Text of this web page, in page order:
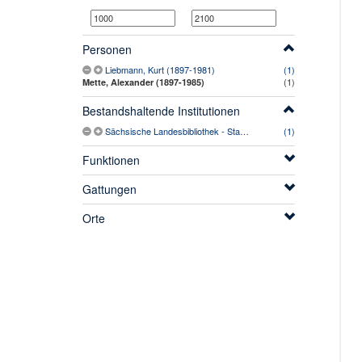
Personen
Liebmann, Kurt (1897-1981) (1)
Mette, Alexander (1897-1985) (1)
Bestandshaltende Institutionen
Sächsische Landesbibliothek - Staats- und Universitätsbibliothek Dresden (1)
Funktionen
Gattungen
Orte